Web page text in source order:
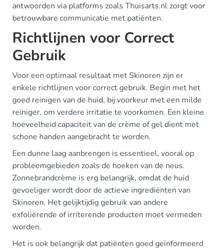
antwoorden via platforms zoals Thuisarts.nl zorgt voor
betrouwbare communicatie met patiënten.
Richtlijnen voor Correct
Gebruik
Voor een optimaal resultaat met Skinoren zijn er
enkele richtlijnen voor correct gebruik. Begin met het
goed reinigen van de huid, bij voorkeur met een milde
reiniger, om verdere irritatie te voorkomen. Een kleine
hoeveelheid capaciteit van de crème of gel dient met
schone handen aangebracht te worden.
Een dunne laag aanbrengen is essentieel, vooral op
probleemgebieden zoals de hoeken van de neus.
Zonnebrandcrème is erg belangrijk, omdat de huid
gevoeliger wordt door de actieve ingrediënten van
Skinoren. Het gelijktijdig gebruik van andere
exfoliërende of irriterende producten moet vermeden
worden.
Het is ook belangrijk dat patiënten goed geïnformeerd